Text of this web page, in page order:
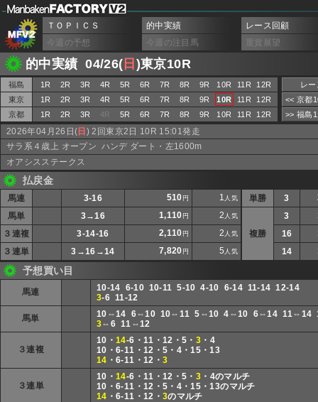
ＴＯＰＩＣＳ 的中実績
レース回顧
今週の予想
今週の注目馬 重賞展望
的中実績 04/26( 日 )東京10R
福島 1R 2R 3R 4R 5R 6R 7R 8R 9R 10R 11R
12R
東京
1R 2R 3R 4R 5R 6R 7R 8R 9R 10R 11R
12R
京都
1R 2R 3R 4R 5R 6R 7R 8R 9R 10R 11R 12R
レ
<< 京都
>> 福島
2026年04月26日( 日 ) 2回東京2日 10R 15:01発走
サラ系４歳上 オープン ハンデ ダート・左1600m
オアシスステークス
払戻金
馬連 3-16 510 円 1 人気
馬単 3→16 1,110 円 2 人気
３連複 3-14-16 2,110 円 2 人気
３連単 3→16→14 7,820 円 5 人気
単勝 3
複勝
3
16
14
予想買い目
馬連
10-14 6-10 10-11 5-10 4-10 6-14 11-14 12-14
3-6 11-12
馬単
10⇔14 6⇔10 10⇔11 5⇔10 4⇔10 6⇔14 11⇔14
3⇔6 11⇔12
３連複
10・14-6・11・12・5・ 3 ・4
10・6-11・12・5・4・15・13
14 ・6-11・12・ 3
３連単
10・14-6・11・12・5・ 3 ・4のマルチ
10・6-11・12・5・4・15・13のマルチ
14 ・6-11・12・ 3のマルチ